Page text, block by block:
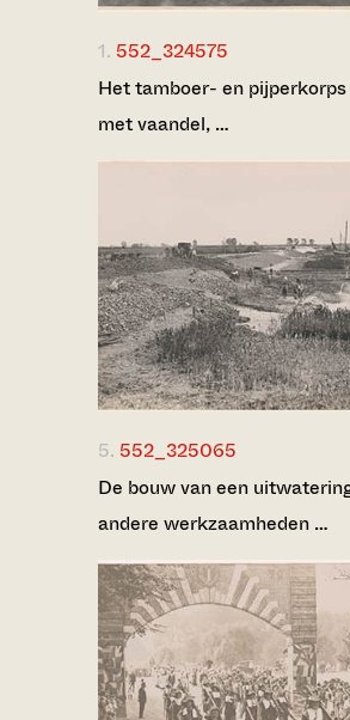
1. 552_324575
Het tamboer- en pijperkorps
met vaandel, …
5. 552_325065
De bouw van een
andere werkzaamheden …